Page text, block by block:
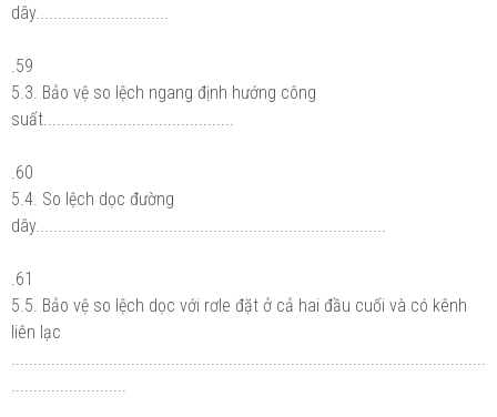
dây..............................
.59
5.3. Bảo vệ so lệch ngang định hướng công
suất...........................................
.60
5.4. So lệch dọc đường
dây...............................................................................
.61
5.5. Bảo vệ so lệch dọc với rơle đặt ở cả hai đầu cuối và có kênh
liên lạc